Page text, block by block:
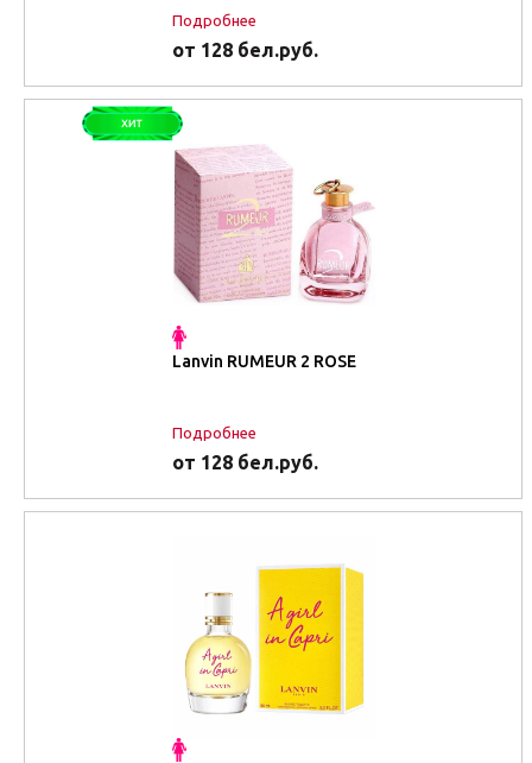
Подробнее
от 128 бел.руб.
Lanvin RUMEUR 2 ROSE
Подробнее
от 128 бел.руб.